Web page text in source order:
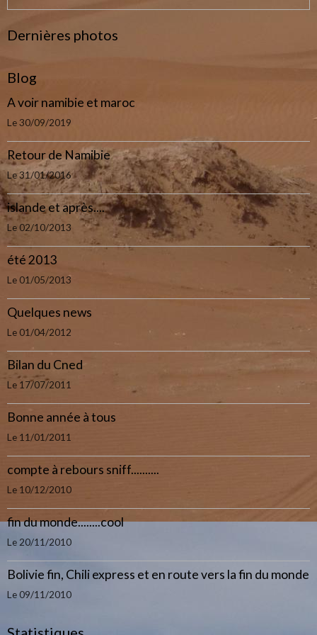
Dernières photos
Blog
A voir namibie et maroc
Le 30/09/2019
Retour de Namibie
Le 31/01/2016
islande et après....
Le 02/10/2013
été 2013
Le 01/05/2013
Quelques news
Le 01/04/2012
Bilan du Cned
Le 17/07/2011
Bonne année à tous
Le 11/01/2011
compte à rebours sniff..........
Le 10/12/2010
fin du monde........cool
Le 20/11/2010
Bolivie fin, Chili express et en route vers la fin du monde
Le 09/11/2010